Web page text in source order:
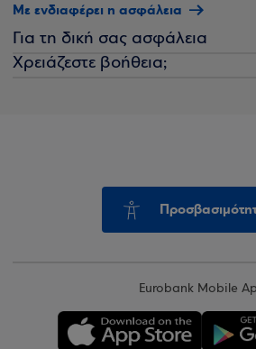
Με ενδιαφέρει η ασφάλεια
Για τη δική σας ασφάλεια
Χρειάζεστε βοήθεια;
Eurobank Mobile